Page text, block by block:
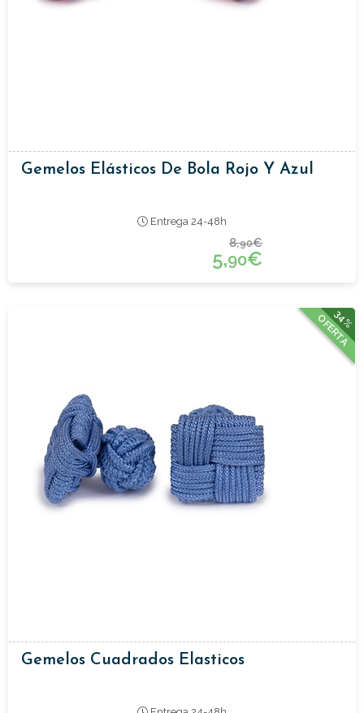
Gemelos Elásticos De Bola Rojo Y Azul
Entrega 24-48h
8,90€
5,90€
34%
OFERTA
Gemelos Cuadrados Elasticos